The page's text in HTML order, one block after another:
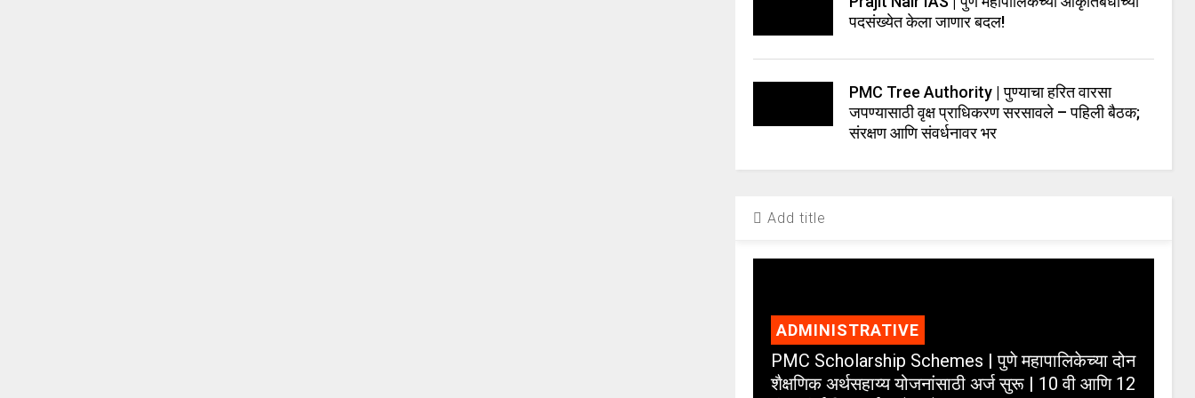
पदसंख्येत केला जाणार बदल!
PMC Tree Authority | पुण्याचा हरित वारसा
जपण्यासाठी वृक्ष प्राधिकरण सरसावले – पहिली बैठक;
संरक्षण आणि संवर्धनावर भर
Add title
ADMINISTRATIVE
PMC Scholarship Schemes | पुणे महापालिकेच्या दोन
शैक्षणिक अर्थसहाय्य योजनांसाठी अर्ज सुरू | 10 वी आणि 12